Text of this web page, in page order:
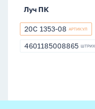
Луч ПК
20С
1353-
20С 1353-08 АРТИКУЛ
4601185008865
4601185008865